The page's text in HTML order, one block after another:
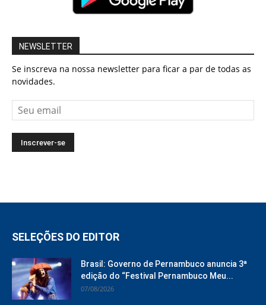
NEWSLETTER
Se inscreva na nossa newsletter para ficar a par de todas as
novidades.
SELEÇÕES DO EDITOR
Brasil: Governo de Pernambuco anuncia 3ª
edição do “Festival Pernambuco Meu...
07/08/2026